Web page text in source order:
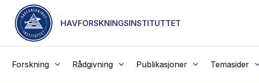
Gå til hovedinnhold
HAVFORSKNINGSINSTITUTTET
Forskning Rådgivning Publikasjoner Temasider
NOT CACHED